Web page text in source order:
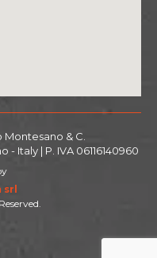
& C.
- Italy | P. IVA 06116140960